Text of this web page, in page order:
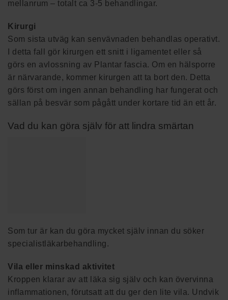
mellanrum – totalt ca 3-5 behandlingar.
Kirurgi
Som sista utväg kan senvävnaden behandlas operativt.
I detta fall gör kirurgen ett snitt i ligamentet eller så
görs en avlossning av Plantar fascia. Om en hälsporre
är närvarande, kommer kirurgen att ta bort den. Detta
görs först om ingen annan behandling har fungerat och
sällan på besvär som pågått under kortare tid än ett år.
Vad du kan göra själv för att lindra smärtan
Som tur är kan du göra mycket själv innan du söker
specialistläkarbehandling.
Vila eller minskad aktivitet
Kroppen klarar av att läka sig själv och kan övervinna
inflammationen, förutsatt att du ger den lite vila. Undvik